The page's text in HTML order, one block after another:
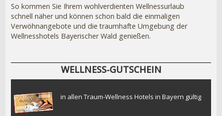
WELLNESS-GUTSCHEIN
in allen Traum-Wellness Hotels in Bayern gültig
So kommen Sie Ihrem wohlverdienten Wellnessurlaub
schnell näher und können schon bald die einmaligen
Verwöhnangebote und die traumhafte Umgebung der
Wellnesshotels Bayerischer Wald genießen.